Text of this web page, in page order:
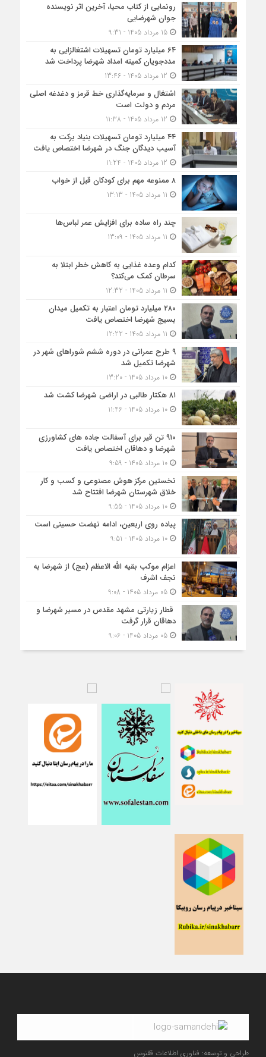
رونمایی از کتاب محیا، آخرین اثر نویسنده
جوان شهرضایی
15 مرداد 1405 - 9:31
۶۴ میلیارد تومان تسهیلات اشتغالزایی به
مددجویان کمیته امداد شهرضا پرداخت شد
اشتغال و سرمایه‌گذاری خط قرمز و دغدغه اصلی
مردم و دولت است
۴۴ میلیارد تومان تسهیلات بنیاد برکت به
آسیب دیدگان جنگ در شهرضا اختصاص یافت
۸ ممنوعه مهم برای کودکان قبل از خواب
چند راه ساده برای افزایش عمر لباس‌ها
کدام وعده غذایی به کاهش خطر ابتلا به
سرطان کمک می‌کند؟
۲۸۰ میلیارد تومان اعتبار به تکمیل میدان
بسیج شهرضا اختصاص یافت
۹ طرح عمرانی در دوره ششم شوراهای شهر در
شهرضا تکمیل شد
10 مرداد 1405 - 13:20
۸۱ هکتار طالبی در اراضی شهرضا کشت شد
10 مرداد 1405 - 11:46
۹۱۰ تن قیر برای آسفالت جاده های کشاورزی
شهرضا و دهاقان اختصاص یافت
10 مرداد 1405 - 9:59
نخستین مرکز هوش مصنوعی و کسب‌ و کار
خلاق شهرستان شهرضا افتتاح شد
10 مرداد 1405 - 9:55
پیاده روی اربعین، ادامه نهضت حسینی است
10 مرداد 1405 - 9:51
اعزام موکب بقیه الله الاعظم (عج) از شهرضا به
نجف اشرف
05 مرداد 1405 - 9:08
قطار زیارتی مشهد مقدس در مسیر شهرضا و
دهاقان قرار گرفت
05 مرداد 1405 - 9:06
طراحی و توسعه: فناوری اطلاعات ققنوس